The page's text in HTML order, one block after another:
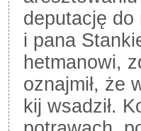
deputację do
i pana
hetmanowi,
oznajmił, że
kij wsadził.